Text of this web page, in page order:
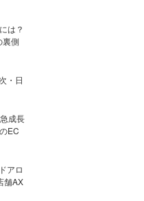
は？
裏側
・日
成長
EC
アロ
舗AX